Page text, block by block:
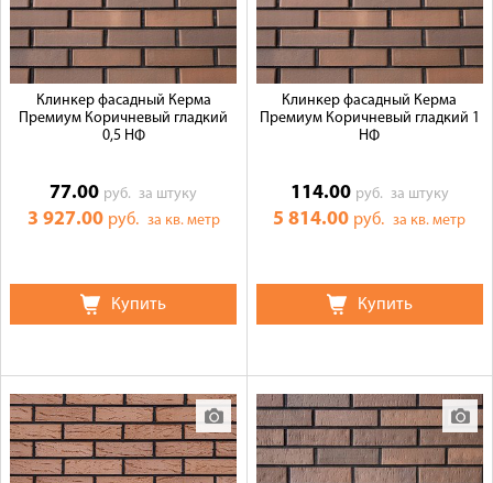
Клинкер фасадный Керма
Премиум Коричневый гладкий
0,5 НФ
77.00 руб.за штуку
3 927.00 руб. за кв. метр
Купить
Клинкер фасадный Керма
Премиум Коричневый гладкий 1
НФ
114.00 руб. за штуку
5 814.00 руб.за кв. метр
Купить